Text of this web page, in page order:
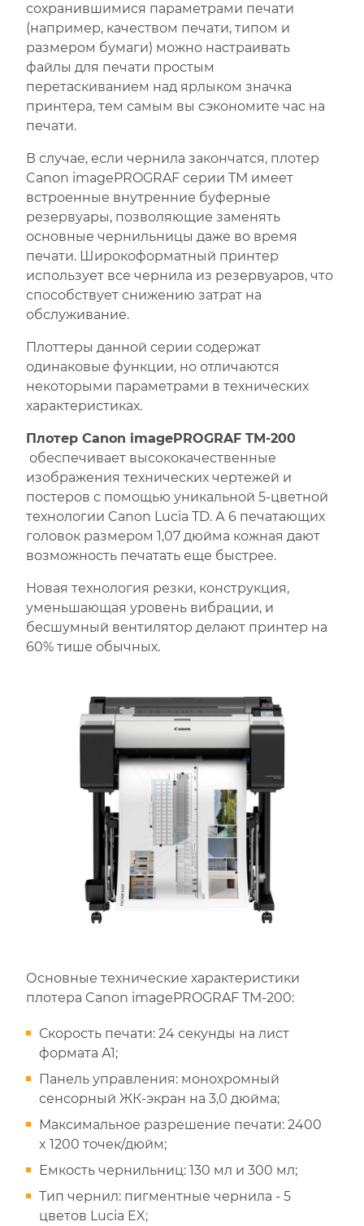
сохранившимися параметрами печати
(например, качеством печати, типом и
размером бумаги) можно настраивать
файлы для печати простым
перетаскиванием над ярлыком значка
принтера, тем самым вы сэкономите час на
печати.
В случае, если чернила закончатся, плотер
Canon imagePROGRAF серии TM имеет
встроенные внутренние буферные
резервуары, позволяющие заменять
основные чернильницы даже во время
печати. Широкоформатный принтер
использует все чернила из резервуаров, что
способствует снижению затрат на
обслуживание.
Плоттеры данной серии содержат
одинаковые функции, но отличаются
некоторыми параметрами в технических
характеристиках.
Плотер Canon imagePROGRAF TM-200
обеспечивает высококачественные
изображения технических чертежей и
постеров с помощью уникальной 5-цветной
технологии Canon Lucia TD. А 6 печатающих
головок размером 1,07 дюйма кожная дают
возможность печатать еще быстрее.
Новая технология резки, конструкция,
уменьшающая уровень вибрации, и
бесшумный вентилятор делают принтер на
60% тише обычных.
Основные технические характеристики
плотера Canon imagePROGRAF TM-200:
Скорость печати: 24 секунды на лист
формата А1;
Панель управления: монохромный
сенсорный ЖК-экран на 3,0 дюйма;
Максимальное разрешение печати: 2400
x 1200 точек/дюйм;
Емкость чернильниц: 130 мл и 300 мл;
Тип чернил: пигментные чернила - 5
цветов Lucia EX;